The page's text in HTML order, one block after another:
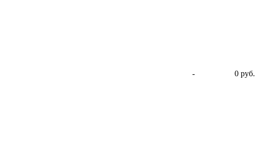
-
0 руб.